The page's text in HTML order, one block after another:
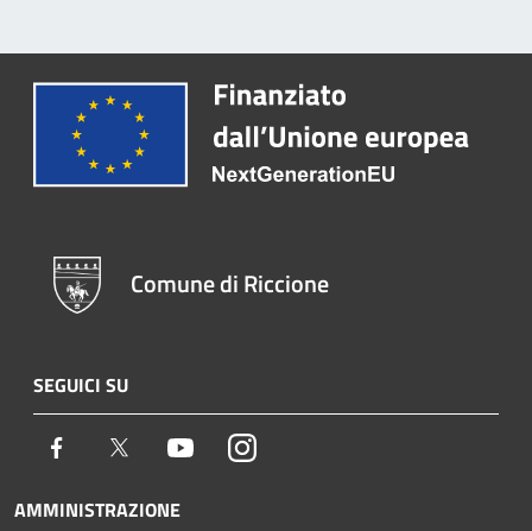
Comune di Riccione
SEGUICI SU
Facebook Twitter YoutubeInstagram
AMMINISTRAZIONE